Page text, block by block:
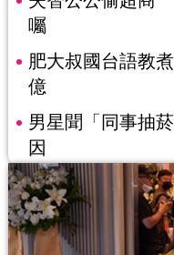
囑
肥大叔國台語教
億
男星聞「同事抽
因